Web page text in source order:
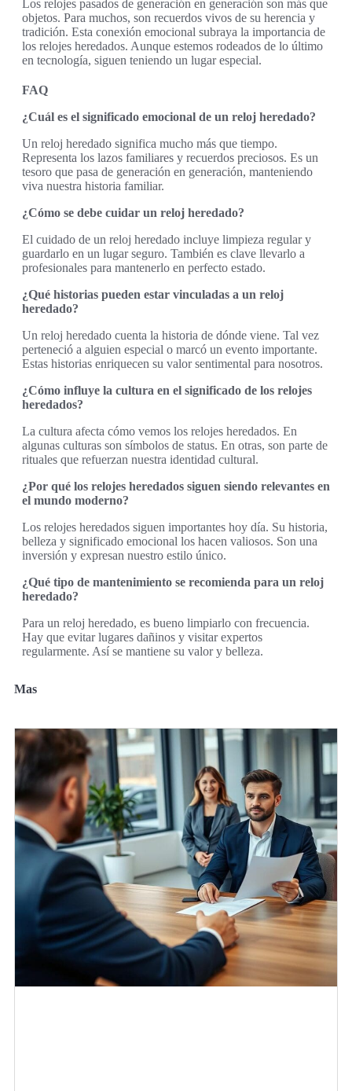
Los relojes pasados de generación en generación son más que
objetos. Para muchos, son recuerdos vivos de su herencia y
tradición. Esta conexión emocional subraya la importancia de
los relojes heredados. Aunque estemos rodeados de lo último
en tecnología, siguen teniendo un lugar especial.
FAQ
¿Cuál es el significado emocional de un reloj heredado?
Un reloj heredado significa mucho más que tiempo.
Representa los lazos familiares y recuerdos preciosos. Es un
tesoro que pasa de generación en generación, manteniendo
viva nuestra historia familiar.
¿Cómo se debe cuidar un reloj heredado?
El cuidado de un reloj heredado incluye limpieza regular y
guardarlo en un lugar seguro. También es clave llevarlo a
profesionales para mantenerlo en perfecto estado.
¿Qué historias pueden estar vinculadas a un reloj
heredado?
Un reloj heredado cuenta la historia de dónde viene. Tal vez
perteneció a alguien especial o marcó un evento importante.
Estas historias enriquecen su valor sentimental para nosotros.
¿Cómo influye la cultura en el significado de los relojes
heredados?
La cultura afecta cómo vemos los relojes heredados. En
algunas culturas son símbolos de status. En otras, son parte de
rituales que refuerzan nuestra identidad cultural.
¿Por qué los relojes heredados siguen siendo relevantes en
el mundo moderno?
Los relojes heredados siguen importantes hoy día. Su historia,
belleza y significado emocional los hacen valiosos. Son una
inversión y expresan nuestro estilo único.
¿Qué tipo de mantenimiento se recomienda para un reloj
heredado?
Para un reloj heredado, es bueno limpiarlo con frecuencia.
Hay que evitar lugares dañinos y visitar expertos
regularmente. Así se mantiene su valor y belleza.
Mas